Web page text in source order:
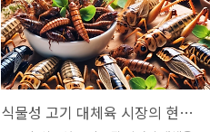
식물성 고기 대체육 시장의 현황과 미래 알아보기